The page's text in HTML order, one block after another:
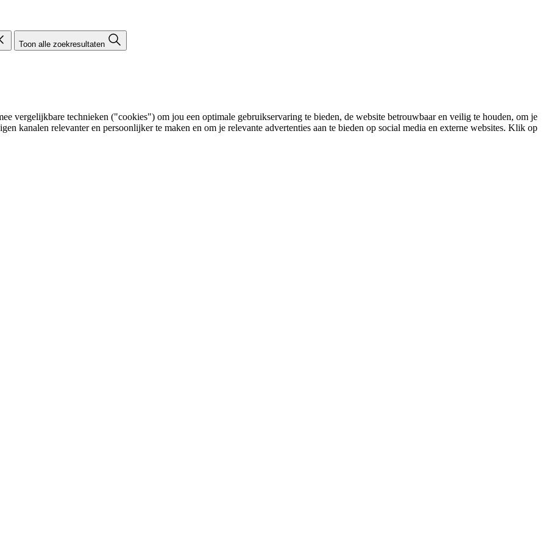
Toon alle zoekresultaten
vergelijkbare technieken ("cookies") om jou een optimale gebruikservaring te bieden, de website betrouwbaar en veilig te houden, om je
kanalen relevanter en persoonlijker te maken en om je relevante advertenties aan te bieden op social media en externe websites. Klik op